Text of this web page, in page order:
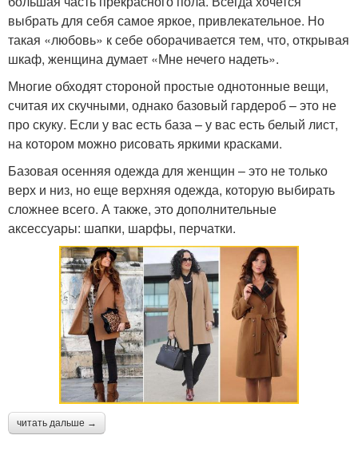
выбрать для себя самое яркое, привлекательное. Но
такая «любовь» к себе оборачивается тем, что, открывая
шкаф, женщина думает «Мне нечего надеть».
Многие обходят стороной простые однотонные вещи,
считая их скучными, однако базовый гардероб – это не
про скуку. Если у вас есть база – у вас есть белый лист,
на котором можно рисовать яркими красками.
Базовая осенняя одежда для женщин – это не только
верх и низ, но еще верхняя одежда, которую выбирать
сложнее всего. А также, это дополнительные
аксессуары: шапки, шарфы, перчатки.
читать дальше →